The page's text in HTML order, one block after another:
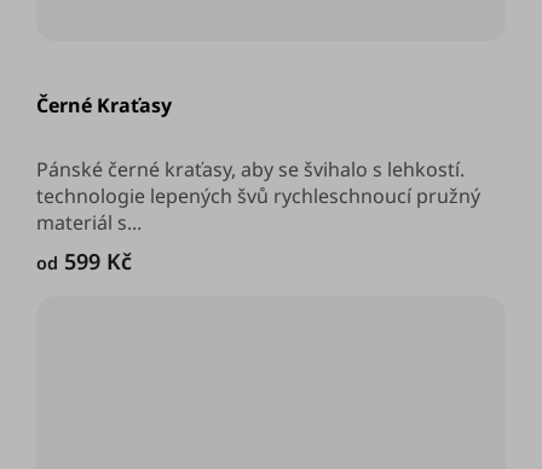
Černé Kraťasy
hodnocení
produktu
z
5
hvězdiček.
od 599 Kč
Pánské černé kraťasy, aby se švihalo s lehkostí.
technologie lepených švů rychleschnoucí pružný
materiál s...